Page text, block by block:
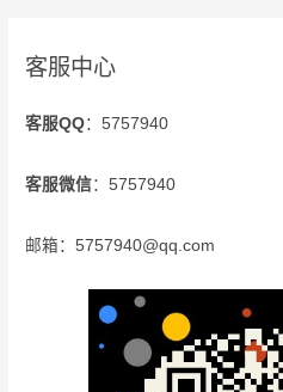
客服中心
客服QQ：5757940
客服微信：5757940
邮箱：5757940@qq.com